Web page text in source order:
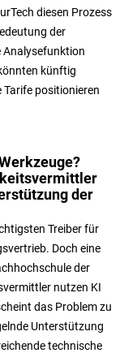
diesen Prozess
der
Analysefunktion
künftig
Tarife positionieren
der
Treiber für
Doch eine
der
nutzen KI
das Problem zu
Unterstützung
technische